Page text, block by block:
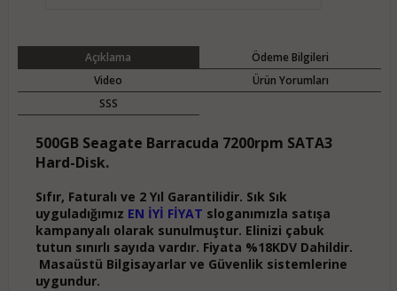
Açıklama
Ödeme Bilgileri
Video
Ürün Yorumları
SSS
500GB Seagate Barracuda 7200rpm SATA3
Hard-Disk.
Sıfır, Faturalı ve 2 Yıl Garantilidir. Sık Sık
uyguladığımız EN İYİ FİYAT sloganımızla satışa
kampanyalı olarak sunulmuştur. Elinizi çabuk
tutun sınırlı sayıda vardır. Fiyata %18KDV Dahildir.
Masaüstü Bilgisayarlar ve Güvenlik sistemlerine
uygundur.